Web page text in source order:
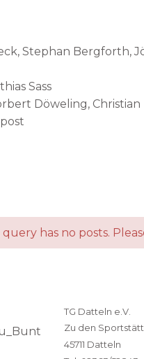
Stephan Bergforth,
Sass
Döweling, Christian
has no posts.
TG Datteln e.V.
Zu den
45711 Datteln